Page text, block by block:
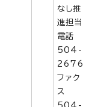
なし推
進担当
電話
504-
2676
ファク
ス
504-